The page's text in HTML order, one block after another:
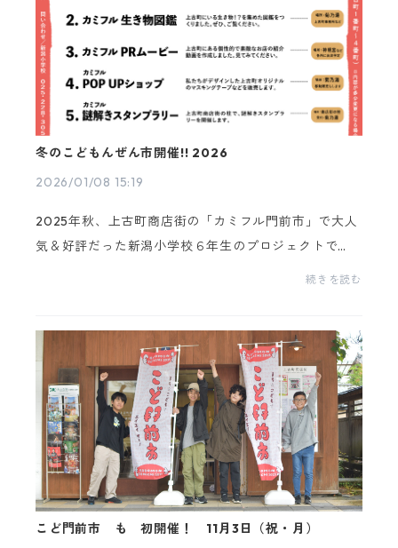
冬のこどもんぜん市開催!! 2026
2026/01/08 15:19
2025年秋、上古町商店街の「カミフル門前市」で大人
気＆好評だった新潟小学校６年生のプロジェクトで
す。「上古町を知ってもらうため」、「子供たちに楽
続きを読む
こど門前市 も 初開催！ 11月3日（祝・月）